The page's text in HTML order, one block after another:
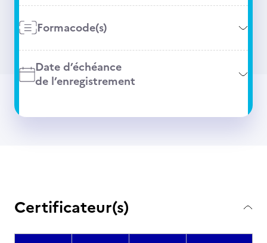
Formacode(s)
Date d’échéance
de l’enregistrement
Certificateur(s)